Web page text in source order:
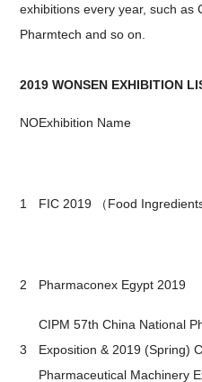
exhibitions every year, such as
Pharmtech and so on.
2019 WONSEN EXHIBITION
NOExhibition Name
1 FIC 2019 （Food
2 Pharmaconex Egypt 2019
3
CIPM 57th China National
Exposition & 2019 (Spring)
Pharmaceutical Machinery